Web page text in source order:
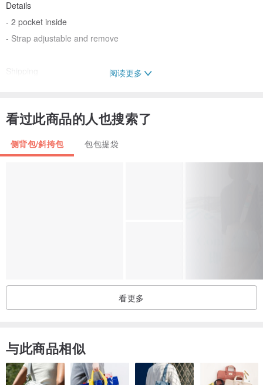
Details
- 2 pocket inside
- Strap adjustable and remove
Shipping
- Items are shipped within 3days after the payment cleared
阅读更多
看过此商品的人也搜索了
侧背包/斜挎包 包包提袋
看更多
与此商品相似